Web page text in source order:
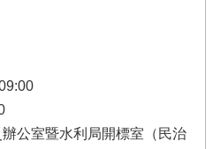
公室暨水利局開標室（民治